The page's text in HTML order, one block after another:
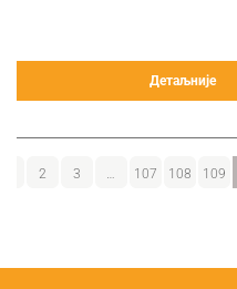
Детаљније
2 3 107 108 109